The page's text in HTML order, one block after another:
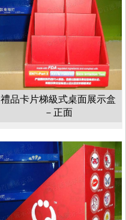
禮品卡片梯級式桌面展示盒
－正面